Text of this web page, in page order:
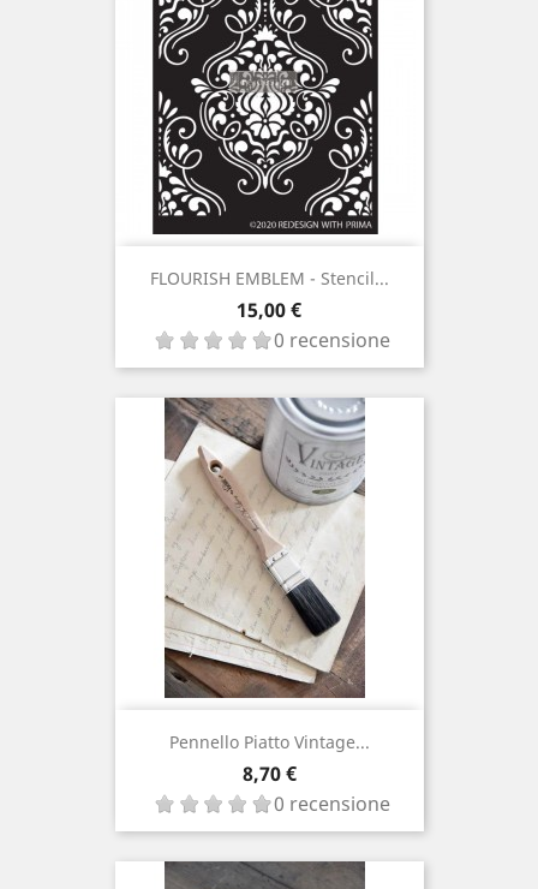
FLOURISH EMBLEM - Stencil...
Prezzo
15,00 €
0 recensione
Pennello Piatto Vintage...
Prezzo
8,70 €
0 recensione